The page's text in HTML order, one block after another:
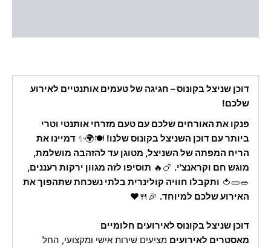
דוכן שניצל בקונוס – חגיגה של טעמים אותנטיים לאירוע
שלכם!
פנקו את האורחים שלכם עם טעם מזרחי אותנטי וטרי
ביותר עם דוכן השניצל בקונוס שלנו! 🍽️🌍✨ דמיינו את
הריח המפתה של השניצל, מטוגן עד להזהבה מושלמת,
מוגש חם וקראנצ'י. 🍗🔥 תוסיפו לזה מגוון ירקות רעננים,
🥗🥒🍅 ותקבלו חוויה קולינרית בלתי נשכחת שתהפוך את
האירוע שלכם למיוחד. 🎉🍴❤️
דוכן שניצל בקונוס לאירועים חלומיים
מאסטרים לאירועים מציעים שירות אישי ומקצועי, החל